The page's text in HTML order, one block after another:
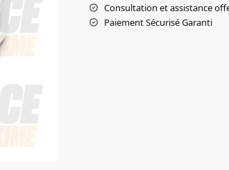
Consultation et assistance
Paiement Sécurisé Garanti